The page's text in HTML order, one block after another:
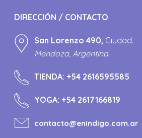
DIRECCIÓN / CONTACTO
San Lorenzo 490, Ciudad.
Mendoza, Argentina.
TIENDA:+54 2616595585
YOGA:+54 2617166819
contacto@enindigo.com.ar